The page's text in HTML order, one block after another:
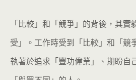
「比較」和「競爭」的背後，其實
受」。工作時受到「比較」和「競
執著於追求「豐功偉業」、期盼自